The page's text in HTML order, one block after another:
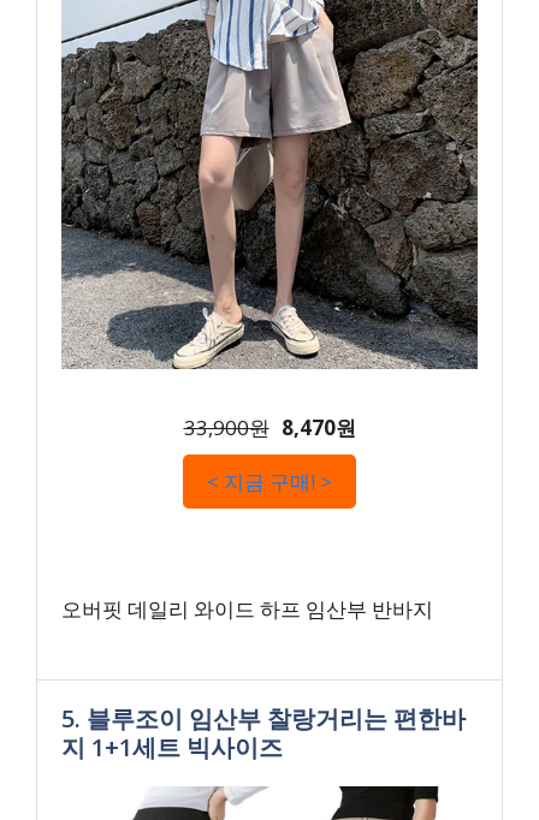
33,900원 8,470원
< 지금 구매! >
오버핏 데일리 와이드 하프 임산부 반바지
5. 블루조이 임산부 찰랑거리는 편한바
지 1+1세트 빅사이즈